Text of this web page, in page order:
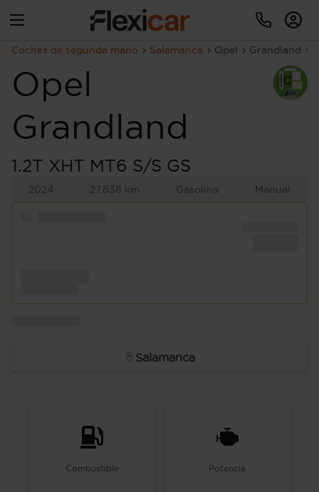
Coches de segunda mano Salamanca Opel Grandland
Opel
Grandland
1.2T XHT MT6 S/S GS
2024 27.838 km Gasolina Manual
Salamanca
Combustible Potencia